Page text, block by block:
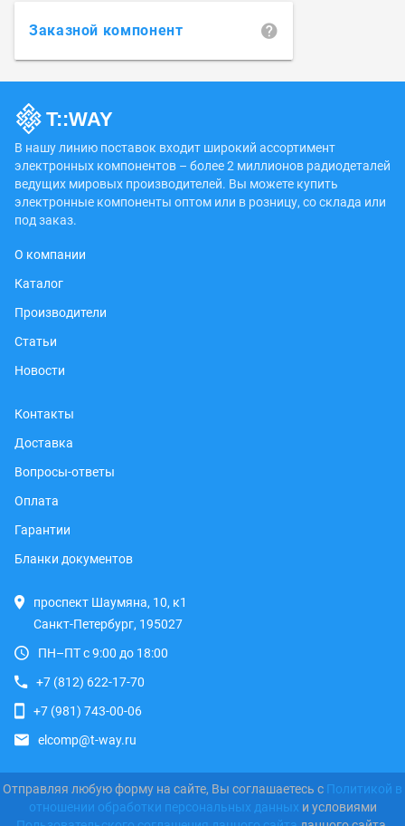
Заказной компонент
В нашу линию поставок входит широкий ассортимент
электронных компонентов – более 2 миллионов радиодеталей
ведущих мировых производителей. Вы можете купить
электронные компоненты оптом или в розницу, со склада или
под заказ.
О компании
Каталог
Производители
Статьи
Новости
Контакты
Доставка
Вопросы-ответы
Оплата
Гарантии
Бланки документов
проспект Шаумяна, 10, к1
Санкт-Петербург, 195027
ПН–ПТ с 9:00 до 18:00
+7 (812) 622-17-70
+7 (981) 743-00-06
elcomp@t-way.ru
Отправляя любую форму на сайте, Вы соглашаетесь с Политикой в
отношении обработки персональных данных и условиями